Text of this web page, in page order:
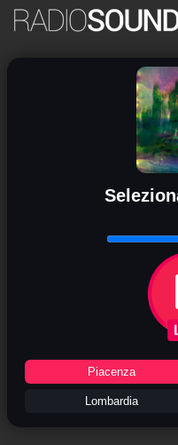
Piacenza
Lombardia